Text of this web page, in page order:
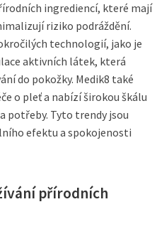
ingrediencí, které mají
riziko podráždění.
technologií, jako je
aktivních látek, která
do pokožky. Medik8 také
o pleť a nabízí širokou škálu
potřeby. Tyto trendy jsou
efektu a spokojenosti
přírodních